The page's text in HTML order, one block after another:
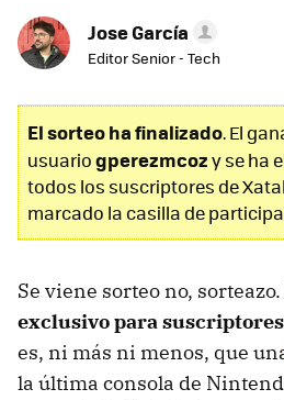
Jose García
Editor Senior - Tech
El sorteo ha finalizado. El
usuariogperezmcozy se ha
todos los suscriptores de
marcado la casilla de
Se viene sorteo no,
exclusivo para suscriptores
es, ni más ni menos, que
la última consola de